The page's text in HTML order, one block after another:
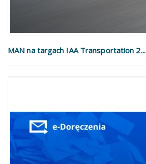
MAN na targach IAA Transportation 2...